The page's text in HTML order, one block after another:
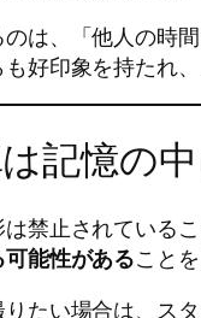
は、「他人の時
好印象を持たれ
記憶の
禁止されている
能性があること
たい場合は、ス